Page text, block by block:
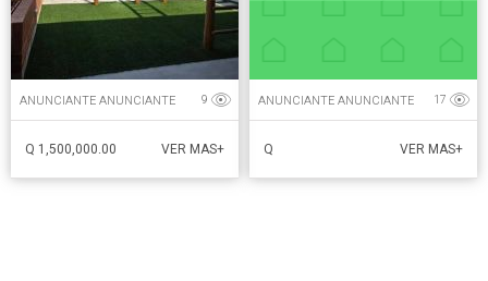
ANUNCIANTE ANUNCIANTE 9
Q 1,500,000.00 VER MAS+
ANUNCIANTE ANUNCIANTE 17
Q VER MAS+